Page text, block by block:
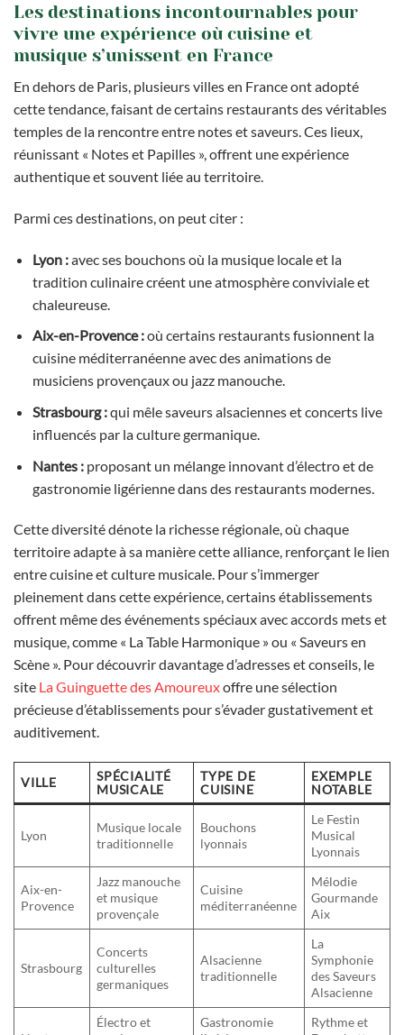
Les destinations incontournables pour
vivre une expérience où cuisine et
musique s’unissent en France
En dehors de Paris, plusieurs villes en France ont adopté
cette tendance, faisant de certains restaurants des véritables
temples de la rencontre entre notes et saveurs. Ces lieux,
réunissant « Notes et Papilles », offrent une expérience
authentique et souvent liée au territoire.
Parmi ces destinations, on peut citer :
Lyon :avec ses bouchons où la musique locale et la
tradition culinaire créent une atmosphère conviviale et
chaleureuse.
Aix-en-Provence :où certains restaurants fusionnent la
cuisine méditerranéenne avec des animations de
musiciens provençaux ou jazz manouche.
Strasbourg :qui mêle saveurs alsaciennes et concerts live
influencés par la culture germanique.
Nantes :proposant un mélange innovant d’électro et de
gastronomie ligérienne dans des restaurants modernes.
Cette diversité dénote la richesse régionale, où chaque
territoire adapte à sa manière cette alliance, renforçant le lien
entre cuisine et culture musicale. Pour s’immerger
pleinement dans cette expérience, certains établissements
offrent même des événements spéciaux avec accords mets et
musique, comme « La Table Harmonique » ou « Saveurs en
Scène ». Pour découvrir davantage d’adresses et conseils, le
site La Guinguette des Amoureuxoffre une sélection
précieuse d’établissements pour s’évader gustativement et
auditivement.
VILLE
SPÉCIALITÉ
MUSICALE
TYPE DE
CUISINE
EXEMPLE
NOTABLE
Lyon
Musique locale
traditionnelle
Bouchons
lyonnais
Le Festin
Musical
Lyonnais
Aix-en-
Provence
Jazz manouche
et musique
provençale
Cuisine
méditerranéenne
Mélodie
Gourmande
Aix
Strasbourg
Concerts
culturelles
germaniques
Alsacienne
traditionnelle
La
Symphonie
des Saveurs
Alsacienne
Électro et
Gastronomie
Rythme et